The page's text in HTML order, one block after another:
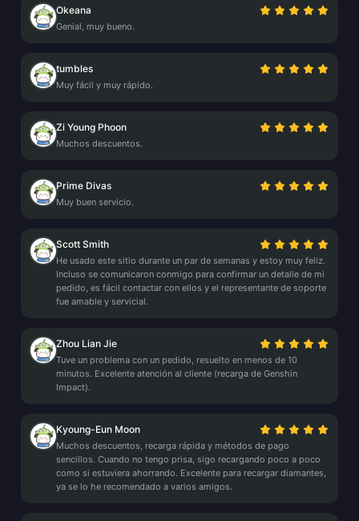
Okeana
Genial, muy bueno.
tumbles
Muy fácil y muy rápido.
Zi Young Phoon
Muchos descuentos.
Prime Divas
Muy buen servicio.
Scott Smith
He usado este sitio durante un par de semanas y estoy muy feliz.
Incluso se comunicaron conmigo para confirmar un detalle de mi
pedido, es fácil contactar con ellos y el representante de soporte
fue amable y servicial.
Zhou Lian Jie
Tuve un problema con un pedido, resuelto en menos de 10
minutos. Excelente atención al cliente (recarga de Genshin
Impact).
Kyoung-Eun Moon
Muchos descuentos, recarga rápida y métodos de pago
sencillos. Cuando no tengo prisa, sigo recargando poco a poco
como si estuviera ahorrando. Excelente para recargar diamantes,
ya se lo he recomendado a varios amigos.